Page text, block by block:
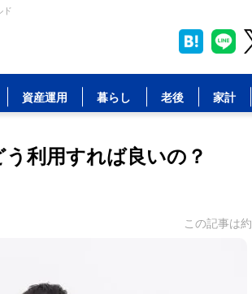
ド
資産運用 暮らし 老後 家計
利用すれば良いの？
この記事は約